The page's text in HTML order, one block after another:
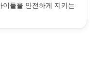
들을 안전하게 지키는